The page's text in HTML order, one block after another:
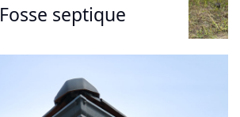
Fosse septique